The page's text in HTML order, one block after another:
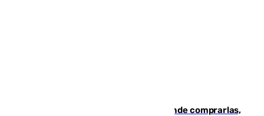
Gafas para el eclipse solar 2026: dónde comprarlas,